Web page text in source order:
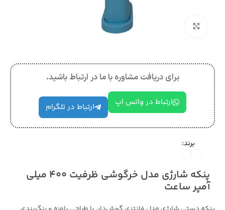
برای دریافت مشاوره با ما در ارتباط باشید.
ارتباط در واتس اپ ارتباط در تلگرام
برند:
پنکه شارژی مدل خرگوشی ظرفیت ۴۰۰ میلی
آمپر ساعت